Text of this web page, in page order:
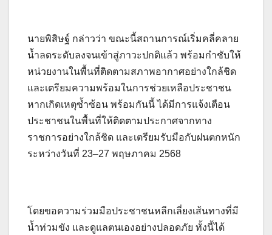
นายพิสิษฐ์ กล่าวว่า ขณะนี้สถานการณ์เริ่มคลี่คลาย
น้ำลดระดับลงจนเข้าสู่ภาวะปกติแล้ว พร้อมกำชับให้
หน่วยงานในพื้นที่ติดตามสภาพอากาศอย่างใกล้ชิด
และเตรียมความพร้อมในการช่วยเหลือประชาชน
หากเกิดเหตุซ้ำซ้อน พร้อมกันนี้ ได้มีการแจ้งเตือน
ประชาชนในพื้นที่ให้ติดตามประกาศจากทาง
ราชการอย่างใกล้ชิด และเตรียมรับมือกับฝนตกหนัก
ระหว่างวันที่ 23–27 พฤษภาคม 2568
โดยขอความร่วมมือประชาชนหลีกเลี่ยงเส้นทางที่มี
น้ำท่วมขัง และดูแลตนเองอย่างปลอดภัย ทั้งนี้ได้